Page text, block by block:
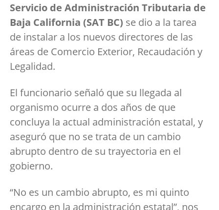
Servicio de Administración Tributaria de
Baja California (SAT BC) se dio a la tarea
de instalar a los nuevos directores de las
áreas de Comercio Exterior, Recaudación y
Legalidad.
El funcionario señaló que su llegada al
organismo ocurre a dos años de que
concluya la actual administración estatal, y
aseguró que no se trata de un cambio
abrupto dentro de su trayectoria en el
gobierno.
“No es un cambio abrupto, es mi quinto
encargo en la administración estatal”, nos